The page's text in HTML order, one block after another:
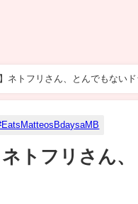
】ネトフリさん、とんでもない
ネトフリさん